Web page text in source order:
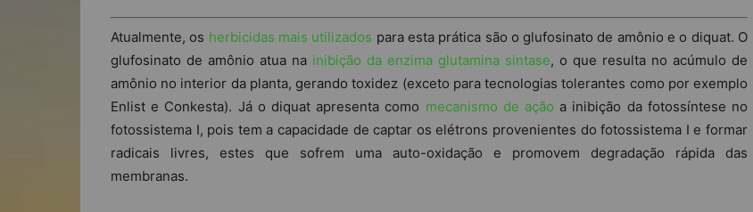
Atualmente, os herbicidas mais utilizados para esta prática são o glufosinato de amônio e o diquat. O
glufosinato de amônio atua na inibição da enzima glutamina sintase, o que resulta no acúmulo de
amônio no interior da planta, gerando toxidez (exceto para tecnologias tolerantes como por exemplo
Enlist e Conkesta). Já o diquat apresenta como mecanismo de ação a inibição da fotossíntese no
fotossistema I, pois tem a capacidade de captar os elétrons provenientes do fotossistema I e formar
radicais livres, estes que sofrem uma auto-oxidação e promovem degradação rápida das
membranas.